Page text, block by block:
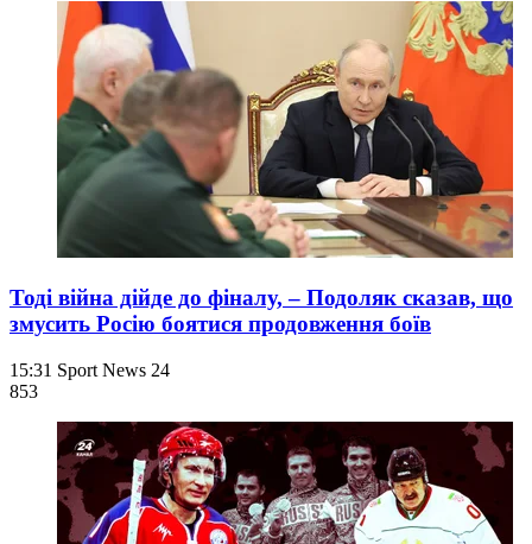
Тоді війна дійде до фіналу, – Подоляк сказав, що
змусить Росію боятися продовження боїв
15:31 Sport News 24
853